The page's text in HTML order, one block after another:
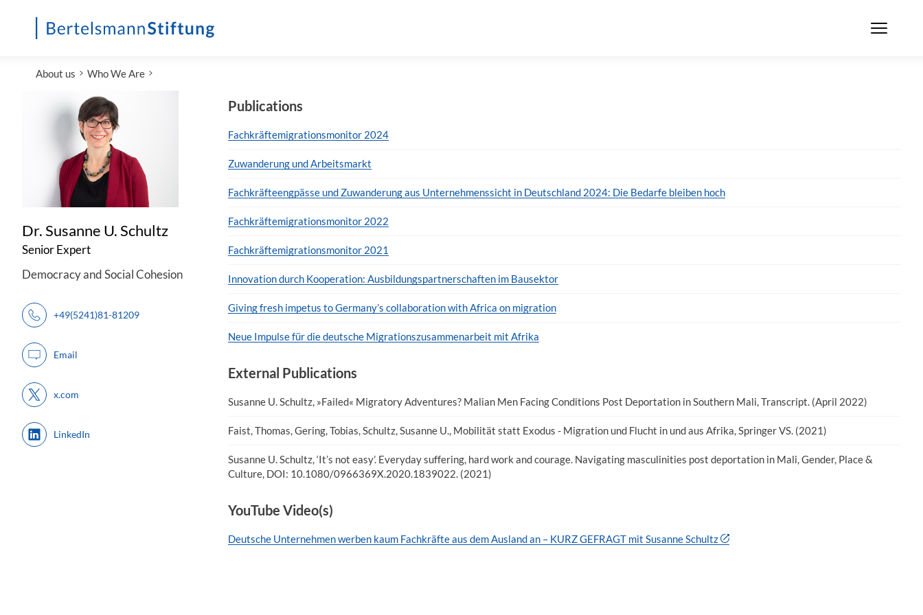
About us Who We Are
Dr. Susanne U. Schultz:
Senior Expert
Democracy and Social Cohesion
+49(5241)81-81209
Email
x.com
LinkedIn
Publications
Fachkräftemigrationsmonitor 2024
Zuwanderung und Arbeitsmarkt
Fachkräfteengpässe und Zuwanderung aus Unternehmenssicht in Deutschland 2024: Die Bedarfe bleiben hoch
Fachkräftemigrationsmonitor 2022
Fachkräftemigrationsmonitor 2021
Innovation durch Kooperation: Ausbildungspartnerschaften im Bausektor
Giving fresh impetus to Germany’s collaboration with Africa on migration
Neue Impulse für die deutsche Migrationszusammenarbeit mit Afrika
External Publications
Susanne U. Schultz, »Failed« Migratory Adventures? Malian Men Facing Conditions Post Deportation in Southern Mali, Transcript. (April 2022)
Faist, Thomas, Gering, Tobias, Schultz, Susanne U., Mobilität statt Exodus - Migration und Flucht in und aus Afrika, Springer VS. (2021)
Susanne U. Schultz, ‘It’s not easy’. Everyday suffering, hard work and courage. Navigating masculinities post deportation in Mali, Gender, Place &
Culture, DOI: 10.1080/0966369X.2020.1839022. (2021)
YouTube Video(s)
Deutsche Unternehmen werben kaum Fachkräfte aus dem Ausland an – KURZ GEFRAGT mit Susanne Schultz